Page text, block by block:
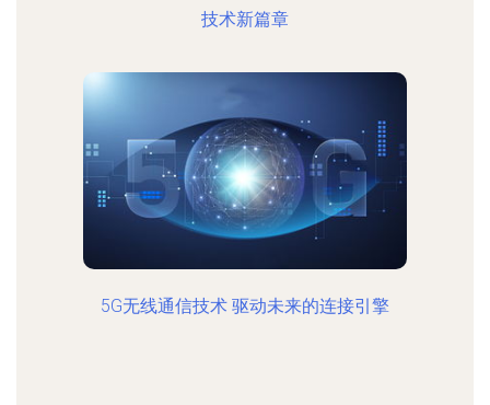
技术新篇章
5G无线通信技术 驱动未来的连接引擎